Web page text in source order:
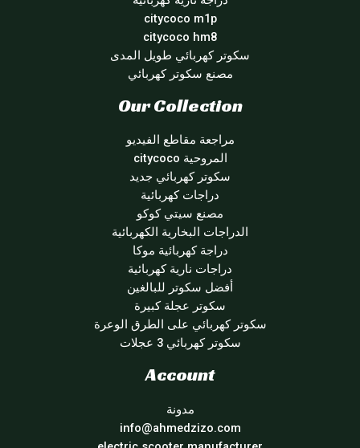
citycoco m1p
citycoco hm8
سكوتر كهربائي طويل المدى
مصنع سكوتر كهربائي
Our Collection
مراجعة مقاطع الفيديو
المروحية citycoco
سكوتر كهربائي جديد
دراجات كهربائية
مصنع سيتي كوكو
الدراجات البخارية الكهربائية
دراجة كهربائية موكا
دراجات نارية كهربائية
أفضل سكوتر للبالغين
سكوتر عجلة كبيرة
سكوتر كهربائي على الطرق الوعرة
سكوتر كهربائي 3 عجلات
Account
مدونة
info@ahmedzizo.com